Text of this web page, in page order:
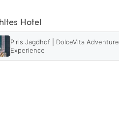
Hotel
Piris Jagdhof | DolceVita Adventure
Experience